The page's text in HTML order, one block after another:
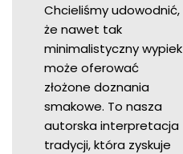
Chcieliśmy udowodnić,
że nawet tak
minimalistyczny wypiek
może oferować
złożone doznania
smakowe. To nasza
autorska interpretacja
tradycji, która zyskuje